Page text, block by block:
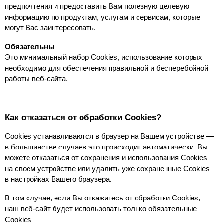
предпочтения и предоставить Вам полезную целевую
информацию по продуктам, услугам и сервисам, которые
могут Вас заинтересовать.
Обязательны
Это минимальный набор Cookies, использование которых
необходимо для обеспечения правильной и бесперебойной
работы веб-сайта.
Как отказаться от обработки Сookies?
Cookies устанавливаются в браузер на Вашем устройстве —
в большинстве случаев это происходит автоматически. Вы
можете отказаться от сохранения и использования Cookies
на своем устройстве или удалить уже сохраненные Cookies
в настройках Вашего браузера.
В том случае, если Вы откажитесь от обработки Cookies,
наш веб-сайт будет использовать только обязательные
Cookies